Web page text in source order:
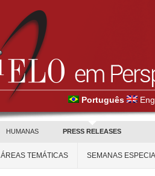
Português
HUMANAS PRESS RELEASES
ÁREAS TEMÁTICAS SEMANAS